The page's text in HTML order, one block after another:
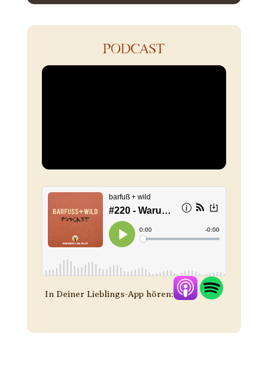
PODCAST
In Deiner Lieblings-App hören: